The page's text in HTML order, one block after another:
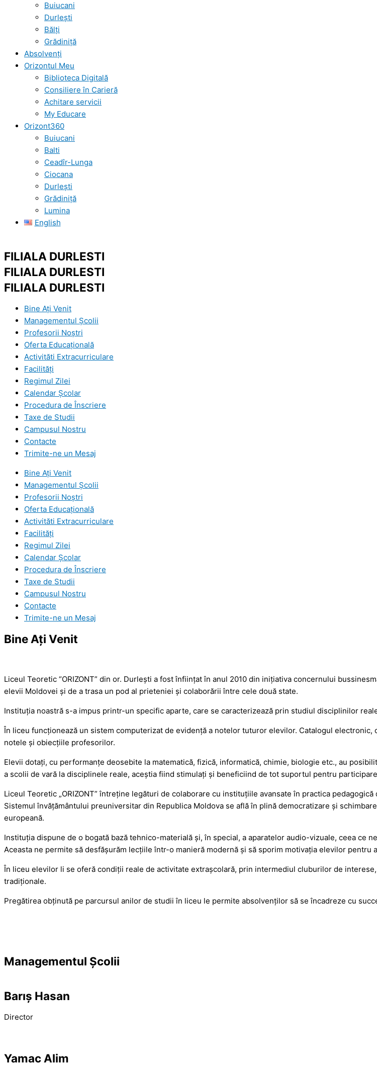
Buiucani
Durlești
Bălți
Grădiniță
Absolvenți
Orizontul Meu
Biblioteca Digitală
Consiliere în Carieră
Achitare servicii
My Educare
Orizont360
Buiucani
Balti
Ceadîr-Lunga
Ciocana
Durlești
Grădiniță
Lumina
English
FILIALA DURLESTI
FILIALA DURLESTI
FILIALA DURLESTI
Bine Ați Venit
Managementul Școlii
Profesorii Noștri
Oferta Educațională
Activităti Extracurriculare
Facilități
Regimul Zilei
Calendar Şcolar
Procedura de Înscriere
Taxe de Studii
Campusul Nostru
Contacte
Trimite-ne un Mesaj
Bine Ați Venit
Managementul Școlii
Profesorii Noștri
Oferta Educațională
Activităti Extracurriculare
Facilități
Regimul Zilei
Calendar Şcolar
Procedura de Înscriere
Taxe de Studii
Campusul Nostru
Contacte
Trimite-ne un Mesaj
Bine Ați Venit
Liceul Teoretic “ORIZONT” din or. Durleşti a fost înfiinţat în anul 2010 din iniţiativa concernului
elevii Moldovei şi de a trasa un pod al prieteniei şi colaborării între cele două state.
Instituţia noastră s-a impus printr-un specific aparte, care se caracterizează prin studiul disciplinilor
În liceu funcţionează un sistem computerizat de evidenţă a notelor tuturor elevilor. Catalogul
notele şi obiecţiile profesorilor.
Elevii dotaţi, cu performanţe deosebite la matematică, fizică, informatică, chimie, biologie etc., au
a scolii de vară la disciplinele reale, aceştia fiind stimulaţi şi beneficiind de tot suportul pentru
Liceul Teoretic „ORIZONT” întreţine legături de colaborare cu instituţiile avansate în practica
Sistemul învăţământului preuniversitar din Republica Moldova se află în plină democratizare şi
europeană.
Instituţia dispune de o bogată bază tehnico-materială şi, în special, a aparatelor audio-vizuale, ceea ce
Aceasta ne permite să desfăşurăm lecţiile într-o manieră modernă şi să sporim motivaţia elevilor pentru
În liceu elevilor li se oferă condiţii reale de activitate extraşcolară, prin intermediul cluburilor de
tradiţionale.
Pregătirea obținută pe parcursul anilor de studii în liceu le permite absolvenţilor să se încadreze cu
Managementul Școlii
Barış Hasan
Director
Yamac Alim